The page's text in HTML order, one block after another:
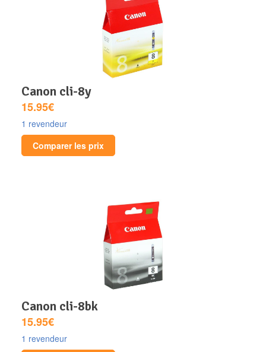
canon cli-8y
15.95€
1 revendeur
Comparer les prix
canon cli-8bk
15.95€
1 revendeur